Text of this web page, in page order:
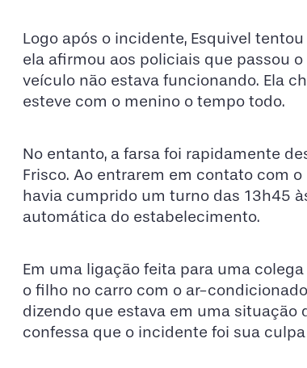
Logo após o incidente, Esquivel
ela afirmou aos policiais que passou
veículo não estava funcionando. Ela
esteve com o menino o tempo todo.
No entanto, a farsa foi rapidamente
Frisco. Ao entrarem em contato com
havia cumprido um turno das 13h45
automática do estabelecimento.
Em uma ligação feita para uma
o filho no carro com o ar-
dizendo que estava em uma situação
confessa que o incidente foi sua